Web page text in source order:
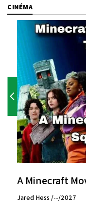
CINÉMA
A Minecraft
Jared Hess /--/2027